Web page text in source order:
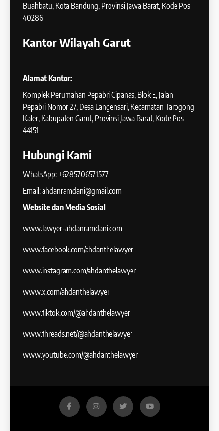
Buahbatu, Kota Bandung, Provinsi Jawa Barat, Kode Pos
40286
Kantor Wilayah Garut
Alamat Kantor:
Komplek Perumahan Pepabri Cipanas, Blok E, Jalan
Pepabri Nomor 27, Desa Langensari, Kecamatan Tarogong
Kaler, Kabupaten Garut, Provinsi Jawa Barat, Kode Pos
44151
Hubungi Kami
WhatsApp: +6285706571577
Email: ahdanramdani@gmail.com
Website dan Media Sosial
www.lawyer-ahdanramdani.com
www.facebook.com/ahdanthelawyer
www.instagram.com/ahdanthelawyer
www.x.com/ahdanthelawyer
www.tiktok.com/@ahdanthelawyer
www.threads.net/@ahdanthelawyer
www.youtube.com/@ahdanthelawyer